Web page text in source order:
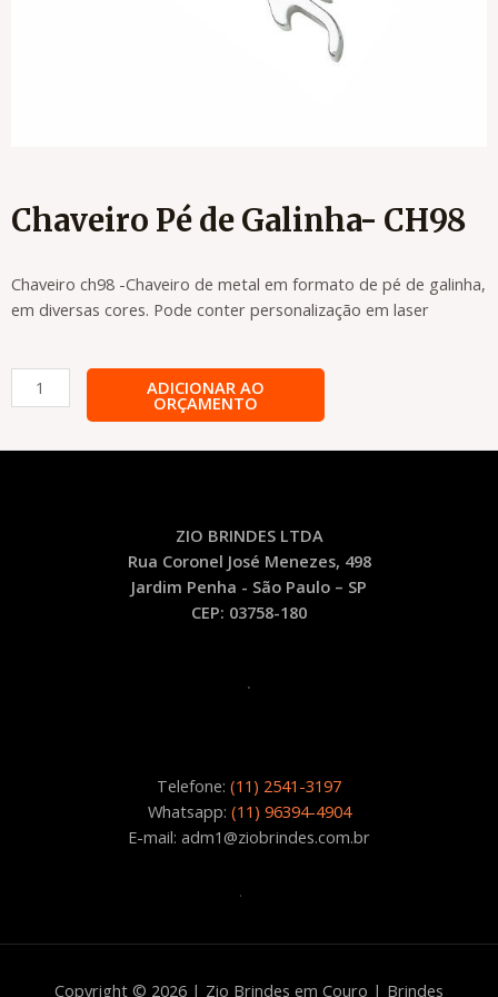
Chaveiro Pé de Galinha- CH98
Chaveiro ch98 -Chaveiro de metal em formato de pé de galinha,
em diversas cores. Pode conter personalização em laser
Chaveiro
Pé
Galinha-
ADICIONAR AO
ORÇAMENTO
ZIO BRINDES LTDA
Rua Coronel José Menezes, 498
Jardim Penha - São Paulo – SP
CEP: 03758-180
.
Telefone: (11) 2541-3197
Whatsapp: (11) 96394-4904
E-mail: adm1@ziobrindes.com.br
.
Copyright © 2026 | Zio Brindes em Couro | Brindes